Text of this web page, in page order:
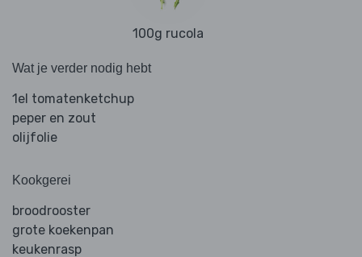
100g rucola
Wat je verder nodig hebt
1el tomatenketchup
peper en zout
olijfolie
Kookgerei
broodrooster
grote koekenpan
keukenrasp